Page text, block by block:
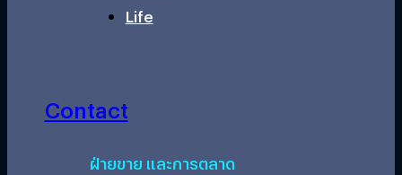
Life
Contact
ฝ่ายขาย และการตลาด